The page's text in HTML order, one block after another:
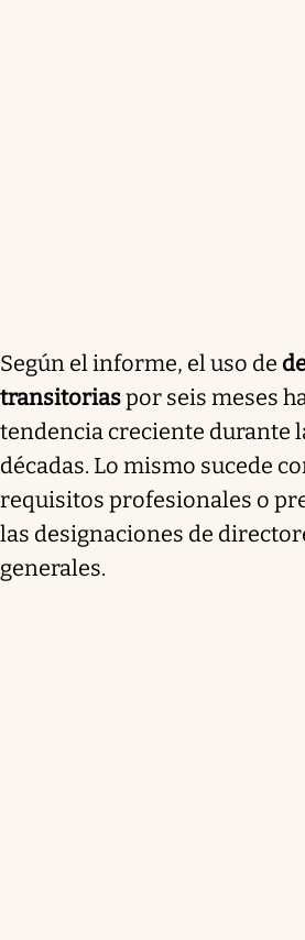
Según el informe, el uso de
transitoriaspor seis meses
tendencia creciente durante
décadas. Lo mismo sucede
requisitos profesionales o
las designaciones de
generales.